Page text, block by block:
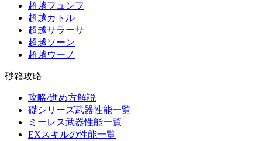
超越フュンフ
超越カトル
超越サラーサ
超越ソーン
超越ウーノ
砂箱攻略
攻略/進め方解説
礎シリーズ武器性能一覧
ミーレス武器性能一覧
EXスキルの性能一覧